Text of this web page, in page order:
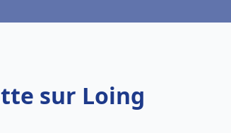
sur Loing